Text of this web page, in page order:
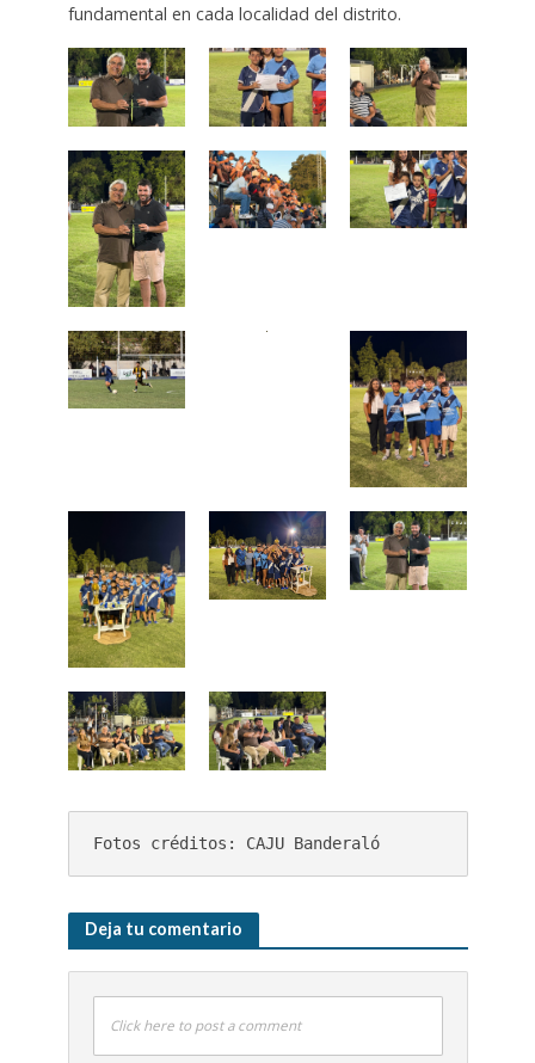
fundamental en cada localidad del distrito.
Fotos créditos: CAJU Banderaló
Deja tu comentario
Click here to post a comment